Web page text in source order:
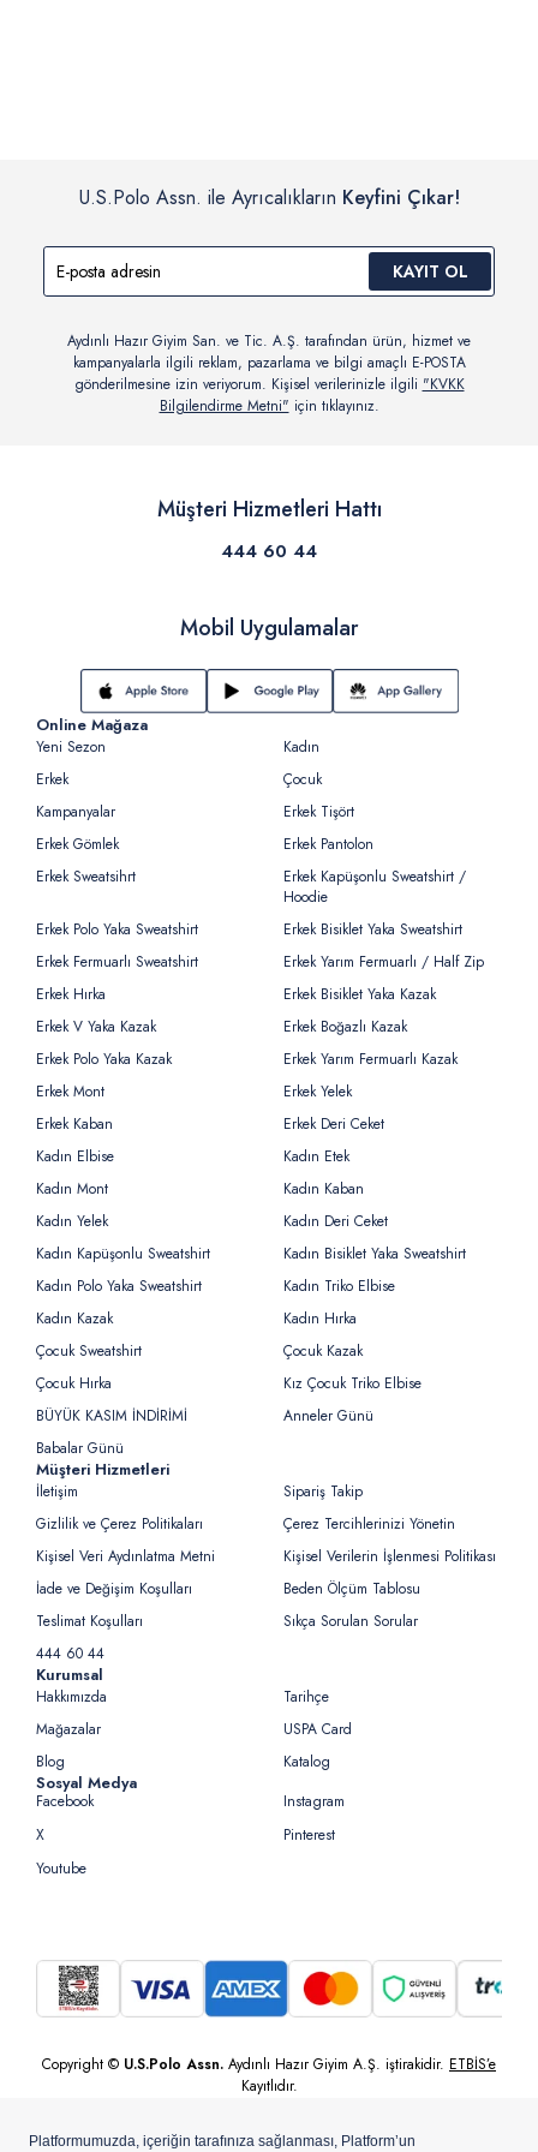
U.S.Polo Assn. ile Ayrıcalıkların Keyfini Çıkar!
KAYIT OL
Aydınlı Hazır Giyim San. ve Tic. A.Ş. tarafından ürün, hizmet ve
kampanyalarla ilgili reklam, pazarlama ve bilgi amaçlı E-POSTA
gönderilmesine izin veriyorum. Kişisel verilerinizle ilgili "KVKK
Bilgilendirme Metni" için tıklayınız.
Müşteri Hizmetleri Hattı
444 60 44
Mobil Uygulamalar
Online Mağaza
Yeni Sezon
Kadın
Erkek
Çocuk
Kampanyalar
Erkek Tişört
Erkek Gömlek
Erkek Pantolon
Erkek Sweatsihrt
Erkek Kapüşonlu Sweatshirt /
Hoodie
Erkek Polo Yaka Sweatshirt
Erkek Bisiklet Yaka Sweatshirt
Erkek Fermuarlı Sweatshirt
Erkek Yarım Fermuarlı / Half Zip
Erkek Hırka
Erkek Bisiklet Yaka Kazak
Erkek V Yaka Kazak
Erkek Boğazlı Kazak
Erkek Polo Yaka Kazak
Erkek Yarım Fermuarlı Kazak
Erkek Mont
Erkek Yelek
Erkek Kaban
Erkek Deri Ceket
Kadın Elbise
Kadın Etek
Kadın Mont
Kadın Kaban
Kadın Yelek
Kadın Deri Ceket
Kadın Kapüşonlu Sweatshirt
Kadın Bisiklet Yaka Sweatshirt
Kadın Polo Yaka Sweatshirt
Kadın Triko Elbise
Kadın Kazak
Kadın Hırka
Çocuk Sweatshirt
Çocuk Kazak
Çocuk Hırka
Kız Çocuk Triko Elbise
BÜYÜK KASIM İNDİRİMİ
Anneler Günü
Babalar Günü
Müşteri Hizmetleri
İletişim
Sipariş Takip
Gizlilik ve Çerez Politikaları
Çerez Tercihlerinizi Yönetin
Kişisel Veri Aydınlatma Metni
Kişisel Verilerin İşlenmesi Politikası
İade ve Değişim Koşulları
Beden Ölçüm Tablosu
Teslimat Koşulları
Sıkça Sorulan Sorular
444 60 44
Kurumsal
Hakkımızda
Tarihçe
Mağazalar
USPA Card
Blog
Katalog
Sosyal Medya
Facebook
Instagram
X
Pinterest
Youtube
Copyright © U.S.Polo Assn. Aydınlı Hazır Giyim A.Ş. iştirakidir. ETBİS’e
Kayıtlıdır.